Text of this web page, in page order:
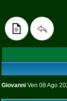
Giovanni Ven 08 Ago